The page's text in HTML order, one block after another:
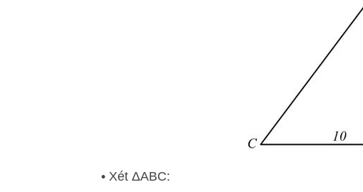
• Xét ΔABC: